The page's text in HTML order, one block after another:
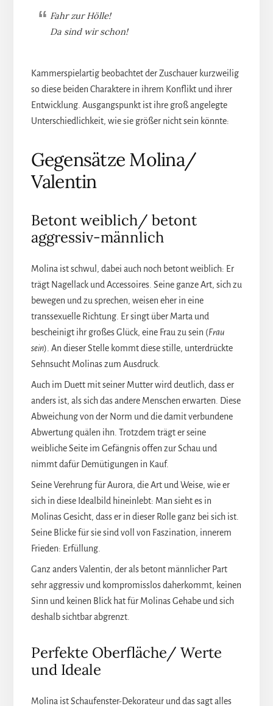
Fahr zur Hölle!
Da sind wir schon!
Kammerspielartig beobachtet der Zuschauer kurzweilig
so diese beiden Charaktere in ihrem Konflikt und ihrer
Entwicklung. Ausgangspunkt ist ihre groß angelegte
Unterschiedlichkeit, wie sie größer nicht sein könnte:
Gegensätze Molina/
Valentin
Betont weiblich/ betont
aggressiv-männlich
Molina ist schwul, dabei auch noch betont weiblich: Er
trägt Nagellack und Accessoires. Seine ganze Art, sich zu
bewegen und zu sprechen, weisen eher in eine
transsexuelle Richtung. Er singt über Marta und
bescheinigt ihr großes Glück, eine Frau zu sein (Frau
sein). An dieser Stelle kommt diese stille, unterdrückte
Sehnsucht Molinas zum Ausdruck.
Auch im Duett mit seiner Mutter wird deutlich, dass er
anders ist, als sich das andere Menschen erwarten. Diese
Abweichung von der Norm und die damit verbundene
Abwertung quälen ihn. Trotzdem trägt er seine
weibliche Seite im Gefängnis offen zur Schau und
nimmt dafür Demütigungen in Kauf.
Seine Verehrung für Aurora, die Art und Weise, wie er
sich in diese Idealbild hineinlebt: Man sieht es in
Molinas Gesicht, dass er in dieser Rolle ganz bei sich ist.
Seine Blicke für sie sind voll von Faszination, innerem
Frieden: Erfüllung.
Ganz anders Valentin, der als betont männlicher Part
sehr aggressiv und kompromisslos daherkommt, keinen
Sinn und keinen Blick hat für Molinas Gehabe und sich
deshalb sichtbar abgrenzt.
Perfekte Oberfläche/ Werte
und Ideale
Molina ist Schaufenster-Dekorateur und das sagt alles